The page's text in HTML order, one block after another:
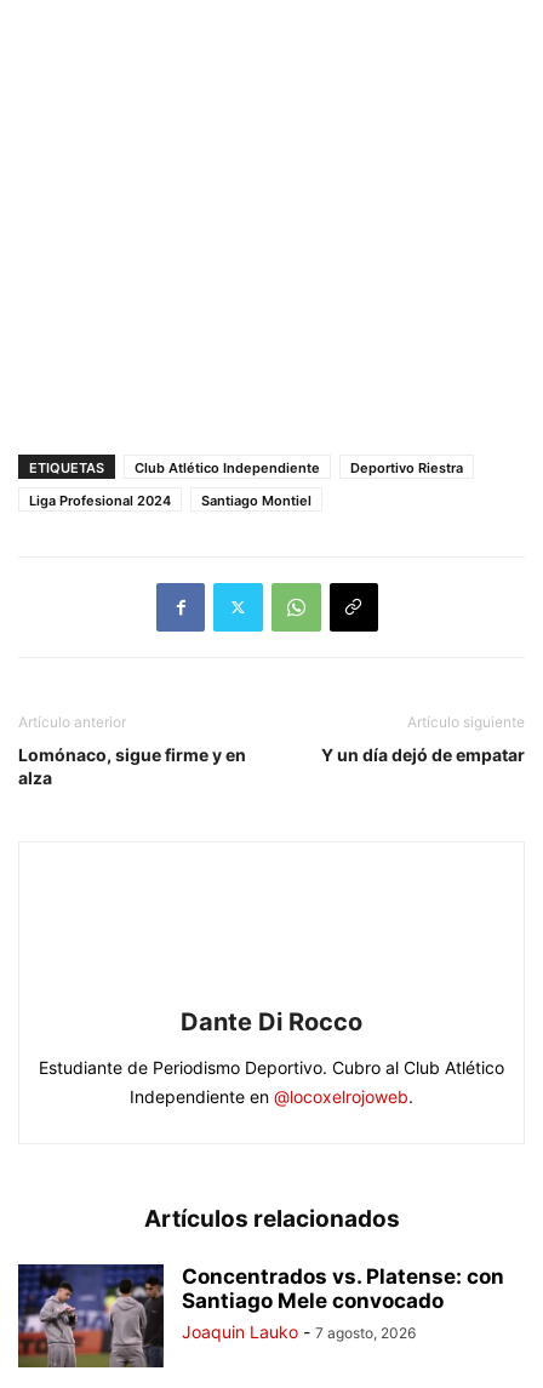
ETIQUETAS Club Atlético Independiente
Deportivo Riestra
Liga Profesional 2024
Santiago Montiel
Artículo anterior
Lomónaco, sigue firme y en
alza
Artículo siguiente
Y un día dejó de empatar
Dante Di Rocco
Estudiante de Periodismo Deportivo. Cubro al Club Atlético
Independiente en @locoxelrojoweb.
Artículos relacionados
Concentrados vs. Platense: con
Santiago Mele convocado
Joaquin Lauko - 7 agosto, 2026